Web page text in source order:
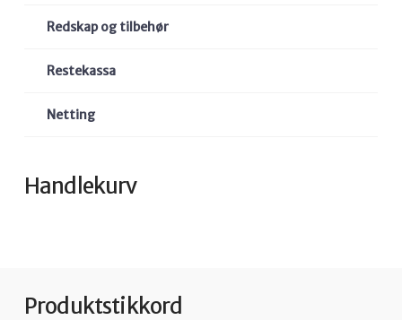
Redskap og tilbehør
Restekassa
Netting
Handlekurv
Produktstikkord